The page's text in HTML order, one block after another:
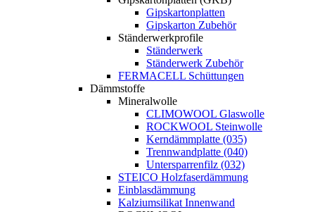
Gipskartonplatten
Gipskarton Zubehör
Ständerwerkprofile
Ständerwerk
Ständerwerk Zubehör
FERMACELL Schüttungen
Dämmstoffe
Mineralwolle
CLIMOWOOL Glaswolle
ROCKWOOL Steinwolle
Kerndämmplatte (035)
Trennwandplatte (040)
Untersparrenfilz (032)
STEICO Holzfaserdämmung
Einblasdämmung
Kalziumsilikat Innenwand